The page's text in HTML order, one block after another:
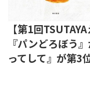
【第1回
『パンどろぼう
ってして』が第3